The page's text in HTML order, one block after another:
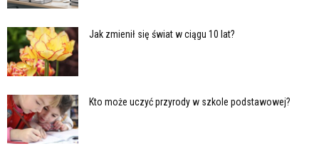
Jak zmienił się świat w ciągu 10 lat?
Kto może uczyć przyrody w szkole podstawowej?